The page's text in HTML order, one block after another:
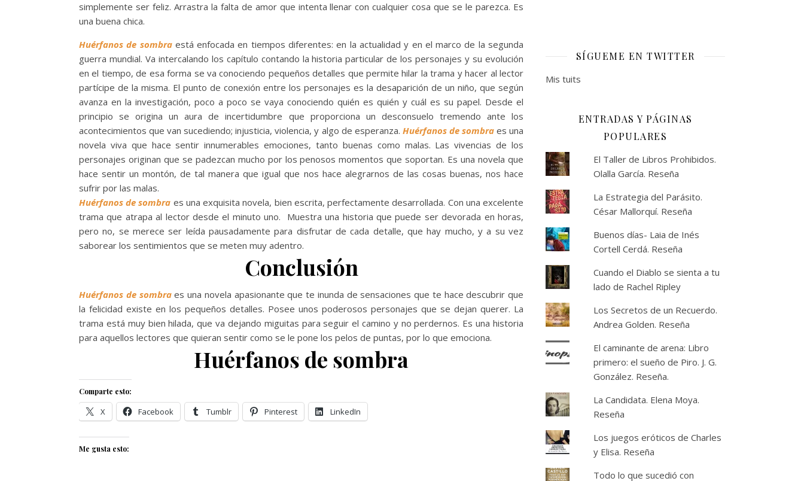
simplemente ser feliz. Arrastra la falta de amor que intenta llenar con cualquier cosa que se le parezca. Es
una buena chica.
Huérfanos de sombraestá enfocada en tiempos diferentes: en la actualidad y en el marco de la segunda
guerra mundial. Va intercalando los capítulo contando la historia particular de los personajes y su evolución
en el tiempo, de esa forma se va conociendo pequeños detalles que permite hilar la trama y hacer al lector
partícipe de la misma. El punto de conexión entre los personajes es la desaparición de un niño, que según
avanza en la investigación, poco a poco se vaya conociendo quién es quién y cuál es su papel. Desde el
principio se origina un aura de incertidumbre que proporciona un desconsuelo tremendo ante los
acontecimientos que van sucediendo; injusticia, violencia, y algo de esperanza. Huérfanos de sombraes una
novela viva que hace sentir innumerables emociones, tanto buenas como malas. Las vivencias de los
personajes originan que se padezcan mucho por los penosos momentos que soportan. Es una novela que
hace sentir un montón, de tal manera que igual que nos hace alegrarnos de las cosas buenas, nos hace
sufrir por las malas.
Huérfanos de sombra es una exquisita novela, bien escrita, perfectamente desarrollada. Con una excelente
trama que atrapa al lector desde el minuto uno. Muestra una historia que puede ser devorada en horas,
pero no, se merece ser leída pausadamente para disfrutar de cada detalle, que hay mucho, y a su vez
saborear los sentimientos que se meten muy adentro.
Conclusión
Huérfanos de sombraes una novela apasionante que te inunda de sensaciones que te hace descubrir que
la felicidad existe en los pequeños detalles. Posee unos poderosos personajes que se dejan querer. La
trama está muy bien hilada, que va dejando miguitas para seguir el camino y no perdernos. Es una historia
para aquellos lectores que quieran sentir como se le pone los pelos de puntas, por lo que emociona.
Huérfanos de sombra
Comparte esto:
X Facebook Tumblr Pinterest LinkedIn
Me gusta esto:
SÍGUEME EN TWITTER
Mis tuits
ENTRADAS Y PÁGINAS
POPULARES
El Taller de Libros Prohibidos.
Olalla García. Reseña
La Estrategia del Parásito.
César Mallorquí. Reseña
Buenos días- Laia de Inés
Cortell Cerdá. Reseña
Cuando el Diablo se sienta a tu
lado de Rachel Ripley
Los Secretos de un Recuerdo.
Andrea Golden. Reseña
El caminante de arena: Libro
primero: el sueño de Piro. J. G.
González. Reseña.
La Candidata. Elena Moya.
Reseña
Los juegos eróticos de Charles
y Elisa. Reseña
Todo lo que sucedió con